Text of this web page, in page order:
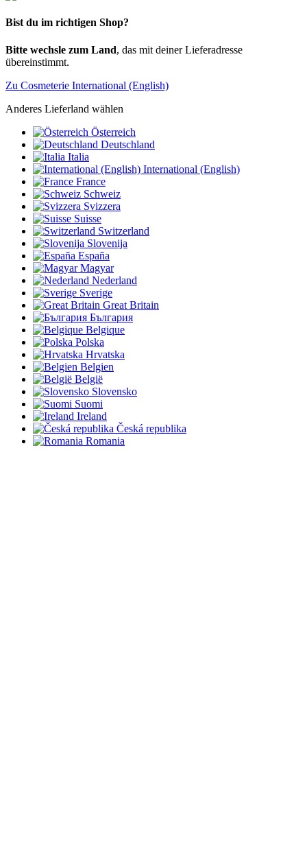
Bist du im richtigen Shop?
Bitte wechsle zum Land, das mit deiner Lieferadresse
übereinstimmt.
Zu Cosmeterie International (English)
Anderes Lieferland wählen
Österreich
Deutschland
Italia
International (English)
France
Schweiz
Svizzera
Suisse
Switzerland
Slovenija
España
Magyar
Nederland
Sverige
Great Britain
България
Belgique
Polska
Hrvatska
Belgien
België
Slovensko
Suomi
Ireland
Česká republika
Romania